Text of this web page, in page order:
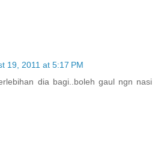
19, 2011 at 5:17 PM
dia bagi..boleh gaul ngn nasi